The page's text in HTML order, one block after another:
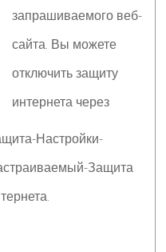
запрашиваемого веб-
сайта. Вы можете
отключить защиту
интернета через
Настройки-
Защита